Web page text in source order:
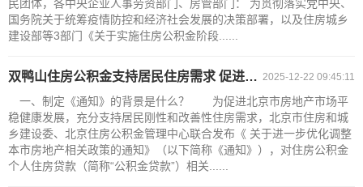
民团体，各中央企业人事劳资部门、房管部门： 为贯彻落实党中央、
国务院关于统筹疫情防控和经济社会发展的决策部署，以及住房城乡
建设部等3部门《关于实施住房公积金阶段......
2025-12-22 09:45:11
双鸭山住房公积金支持居民住房需求 促进本市房地产市场平稳健康发展
一、制定《通知》的背景是什么？ 为促进北京市房地产市场平
稳健康发展，充分支持居民刚性和改善性住房需求，北京市住房和城
乡建设委、北京住房公积金管理中心联合发布《 关于进一步优化调整
本市房地产相关政策的通知》（以下简称《通知》），对住房公积金
个人住房贷款（简称“公积金贷款”）相关......